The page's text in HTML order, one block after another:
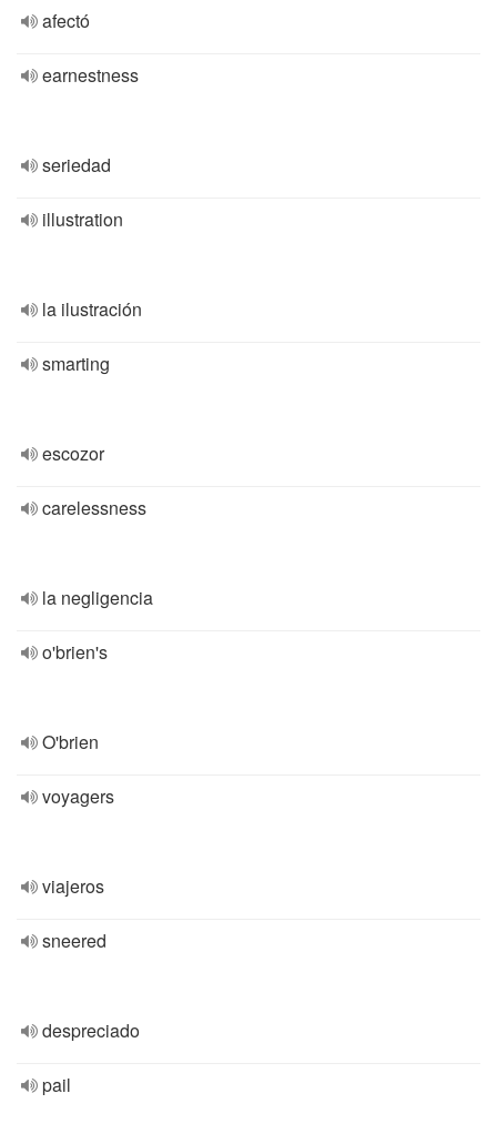
afectó
earnestness
seriedad
illustration
la ilustración
smarting
escozor
carelessness
la negligencia
o'brien's
O'brien
voyagers
viajeros
sneered
despreciado
pail